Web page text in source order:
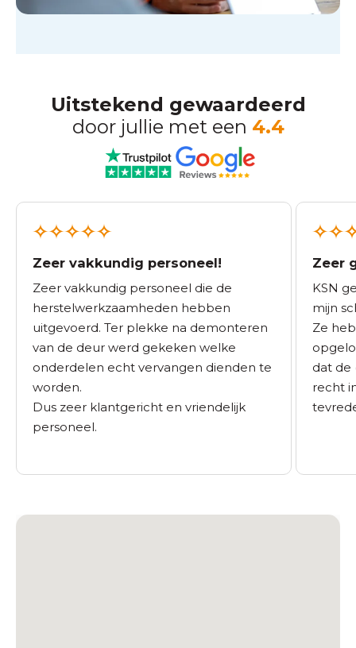
Uitstekend gewaardeerd
door jullie met een 4.4
Zeer vakkundig personeel!
Zeer vakkundig personeel die de
herstelwerkzaamheden hebben
uitgevoerd. Ter plekke na demonteren
van de deur werd gekeken welke
onderdelen echt vervangen dienden te
worden.
Dus zeer klantgericht en vriendelijk
personeel.
Zeer
KSN
mijn
Ze
dat de
recht